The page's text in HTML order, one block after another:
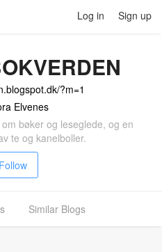
Log in Sign up
?m=1
Elvenes
bøker og leseglede, og en
te og kanelboller.
Follow
Similar Blogs